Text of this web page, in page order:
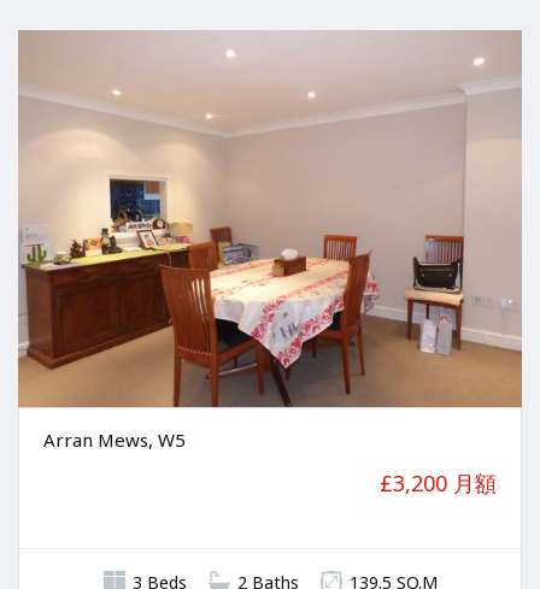
Arran Mews, W5
£3,200 月額
3 Beds 2 Baths 139.5 SQ.M